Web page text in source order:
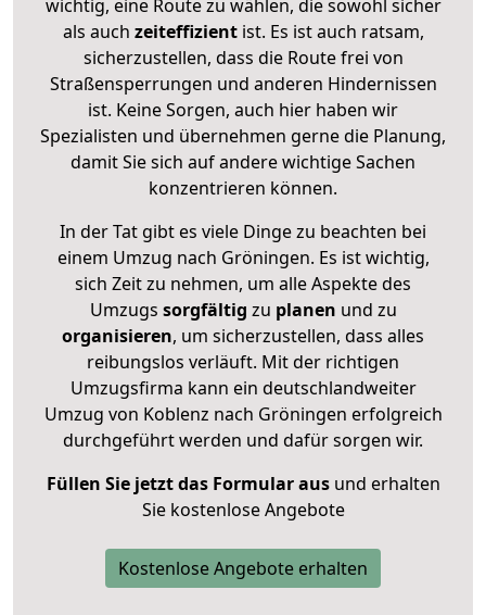
wichtig, eine Route zu wählen, die sowohl sicher
als auch zeiteffizientist. Es ist auch ratsam,
sicherzustellen, dass die Route frei von
Straßensperrungen und anderen Hindernissen
ist. Keine Sorgen, auch hier haben wir
Spezialisten und übernehmen gerne die Planung,
damit Sie sich auf andere wichtige Sachen
konzentrieren können.
In der Tat gibt es viele Dinge zu beachten bei
einem Umzug nach Gröningen. Es ist wichtig,
sich Zeit zu nehmen, um alle Aspekte des
Umzugs sorgfältig zu planen und zu
organisieren, um sicherzustellen, dass alles
reibungslos verläuft. Mit der richtigen
Umzugsfirma kann ein deutschlandweiter
Umzug von Koblenz nach Gröningen erfolgreich
durchgeführt werden und dafür sorgen wir.
Füllen Sie jetzt das Formular ausund erhalten
Sie kostenlose Angebote
Kostenlose Angebote erhalten